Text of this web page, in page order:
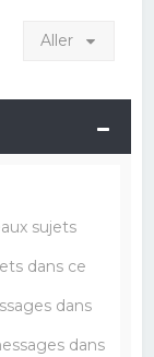
Aller
sujets
dans ce
dans
dans